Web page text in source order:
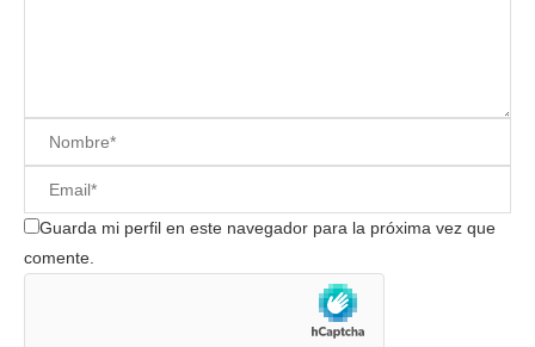
Guarda mi perfil en este navegador para la próxima vez que
comente.